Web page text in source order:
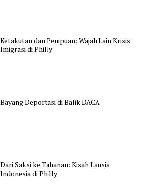
Ketakutan dan Penipuan: Wajah Lain Krisis
Imigrasi di Philly
Bayang Deportasi di Balik DACA
Dari Saksi ke Tahanan: Kisah Lansia
Indonesia di Philly